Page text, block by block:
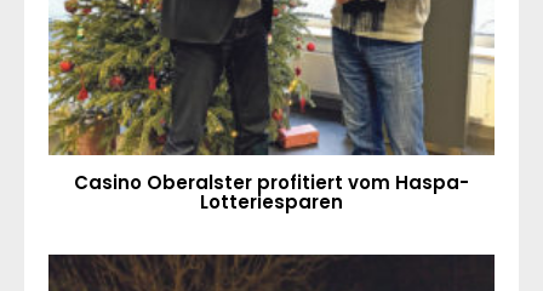
Casino Oberalster profitiert vom Haspa-
Lotteriesparen